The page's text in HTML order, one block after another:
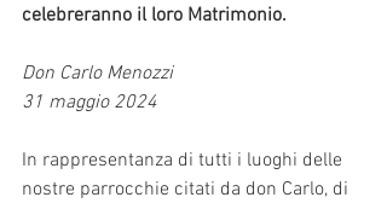
celebreranno il loro Matrimonio.
Don Carlo Menozzi
31 maggio 2024
In rappresentanza di tutti i luoghi delle
nostre parrocchie citati da don Carlo, di